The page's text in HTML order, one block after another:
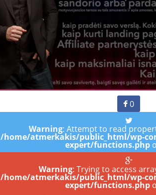
0
Warning: Attempt to read
/home/atmerkakis/public_html/wp-
expert/functions.php
Warning: Trying to access
/home/atmerkakis/public_html/wp-
expert/functions.php